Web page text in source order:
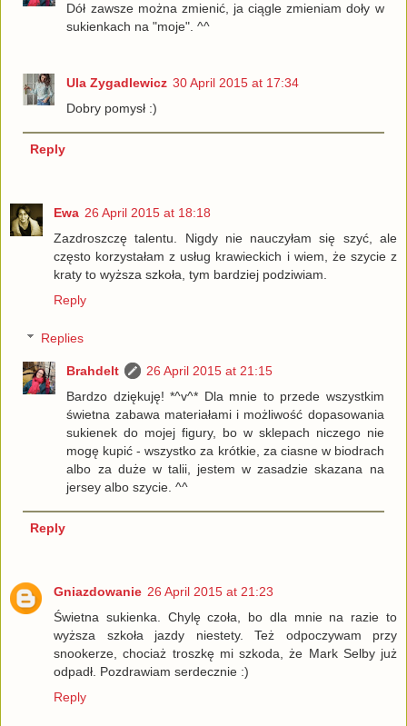
Dół zawsze można zmienić, ja ciągle zmieniam doły w
sukienkach na "moje". ^^
Ula Zygadlewicz 30 April 2015 at 17:34
Dobry pomysł :)
Reply
Ewa 26 April 2015 at 18:18
Zazdroszczę talentu. Nigdy nie nauczyłam się szyć, ale
często korzystałam z usług krawieckich i wiem, że szycie z
kraty to wyższa szkoła, tym bardziej podziwiam.
Reply
Replies
Brahdelt
26 April 2015 at 21:15
Bardzo dziękuję! *^v^* Dla mnie to przede wszystkim
świetna zabawa materiałami i możliwość dopasowania
sukienek do mojej figury, bo w sklepach niczego nie
mogę kupić - wszystko za krótkie, za ciasne w biodrach
albo za duże w talii, jestem w zasadzie skazana na
jersey albo szycie. ^^
Reply
Gniazdowanie 26 April 2015 at 21:23
Świetna sukienka. Chylę czoła, bo dla mnie na razie to
wyższa szkoła jazdy niestety. Też odpoczywam przy
snookerze, chociaż troszkę mi szkoda, że Mark Selby już
odpadł. Pozdrawiam serdecznie :)
Reply